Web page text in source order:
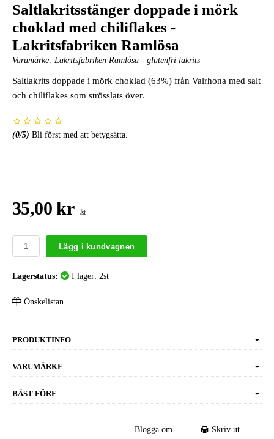
Saltlakritsstänger doppade i mörk
choklad med chiliflakes -
Lakritsfabriken Ramlösa
Varumärke: Lakritsfabriken Ramlösa - glutenfri lakrits
Saltlakrits doppade i mörk choklad (63%) från Valrhona med salt
och chiliflakes som strösslats över.
(0/5) Bli först med att betygsätta.
35,00 kr /st
Lägg i kundvagnen
Lagerstatus: I lager: 2st
Önskelistan
PRODUKTINFO
VARUMÄRKE
BÄST FÖRE
Blogga om Skriv ut